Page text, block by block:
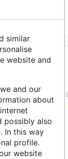
institutionnel
entrepôt
similar
website and
and our
about
possibly also
In this way
profile.
website